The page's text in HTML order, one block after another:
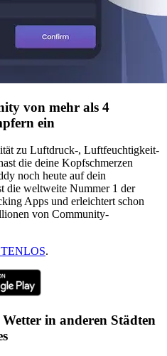
von mehr als 4
ein
zu Luftdruck-, Luftfeuchtigkeit-
die deine Kopfschmerzen
noch heute auf dein
die weltweite Nummer 1 der
Apps und erleichtert schon
von Community-
.
in anderen Städten